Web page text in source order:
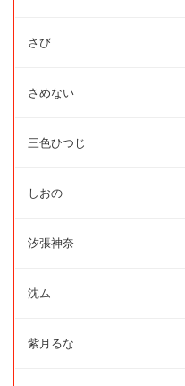
さび
さめない
三色ひつじ
しおの
汐張神奈
沈ム
紫月るな